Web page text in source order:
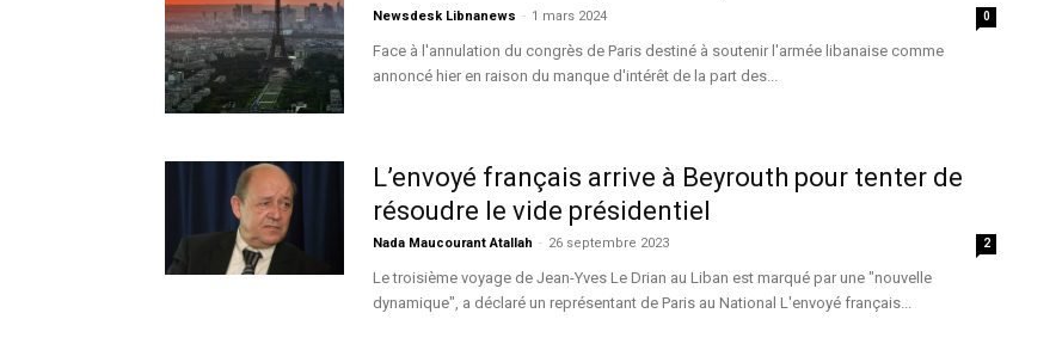
Newsdesk Libnanews - 1 mars 2024 0
Face à l'annulation du congrès de Paris destiné à soutenir l'armée libanaise comme
annoncé hier en raison du manque d'intérêt de la part des...
L’envoyé français arrive à Beyrouth pour tenter de
résoudre le vide présidentiel
Nada Maucourant Atallah - 26 septembre 2023 2
Le troisième voyage de Jean-Yves Le Drian au Liban est marqué par une "nouvelle
dynamique", a déclaré un représentant de Paris au National L'envoyé français...